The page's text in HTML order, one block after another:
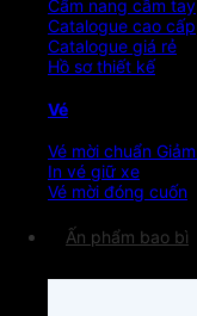
Cẩm nang cầm tay
Catalogue cao cấp
Catalogue giá rẻ
Hồ sơ thiết kế
Vé
Vé mời chuẩn
In vé giữ xe
Vé mời đóng cuốn
Ấn phẩm bao bì